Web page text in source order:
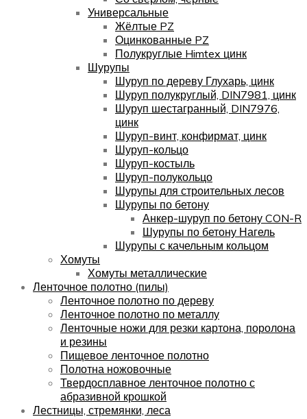
Универсальные
Жёлтые PZ
Оцинкованные PZ
Полукруглые Himtex цинк
Шурупы
Шуруп по дереву Глухарь, цинк
Шуруп полукруглый, DIN7981, цинк
Шуруп шестагранный, DIN7976,
цинк
Шуруп-винт, конфирмат, цинк
Шуруп-кольцо
Шуруп-костыль
Шуруп-полукольцо
Шурупы для строительных лесов
Шурупы по бетону
Анкер-шуруп по бетону CON-R
Шурупы по бетону Нагель
Шурупы с качельным кольцом
Хомуты
Хомуты металлические
Ленточное полотно (пилы)
Ленточное полотно по дереву
Ленточное полотно по металлу
Ленточные ножи для резки картона, поролона
и резины
Пищевое ленточное полотно
Полотна ножовочные
Твердосплавное ленточное полотно с
абразивной крошкой
Лестницы, стремянки, леса